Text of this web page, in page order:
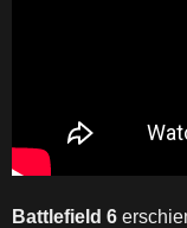
Battlefield 6